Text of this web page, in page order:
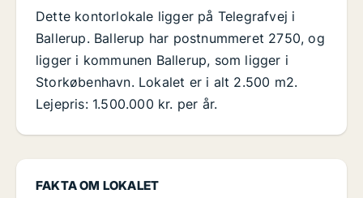
FAKTA OM LOKALET
Dette kontorlokale ligger på Telegrafvej i
Ballerup. Ballerup har postnummeret 2750, og
ligger i kommunen Ballerup, som ligger i
Storkøbenhavn. Lokalet er i alt 2.500 m2.
Lejepris: 1.500.000 kr. per år.